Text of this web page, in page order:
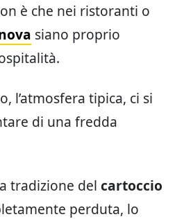
è che nei ristoranti o
siano proprio
l’atmosfera tipica, ci si
di una fredda
tradizione del cartoccio
perduta, lo